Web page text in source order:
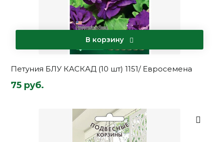
В корзину
Петуния БЛУ КАСКАД (10 шт) 1151/ Евросемена
75 руб.